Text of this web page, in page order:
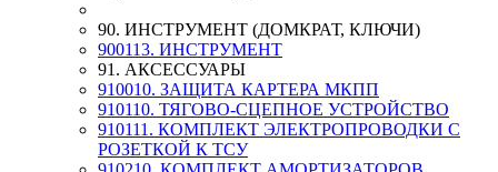
90. ИНСТРУМЕНТ (ДОМКРАТ, КЛЮЧИ)
900113. ИНСТРУМЕНТ
91. АКСЕССУАРЫ
910010. ЗАЩИТА КАРТЕРА МКПП
910110. ТЯГОВО-СЦЕПНОЕ УСТРОЙСТВО
910111. КОМПЛЕКТ ЭЛЕКТРОПРОВОДКИ С
РОЗЕТКОЙ К ТСУ